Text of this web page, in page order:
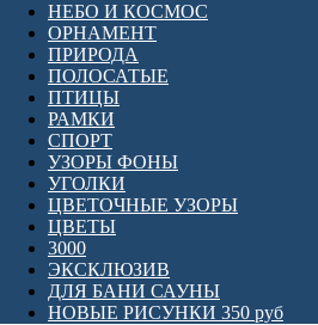
НЕБО И КОСМОС
ОРНАМЕНТ
ПРИРОДА
ПОЛОСАТЫЕ
ПТИЦЫ
РАМКИ
СПОРТ
УЗОРЫ ФОНЫ
УГОЛКИ
ЦВЕТОЧНЫЕ УЗОРЫ
ЦВЕТЫ
3000
ЭКСКЛЮЗИВ
ДЛЯ БАНИ САУНЫ
НОВЫЕ РИСУНКИ 350 руб